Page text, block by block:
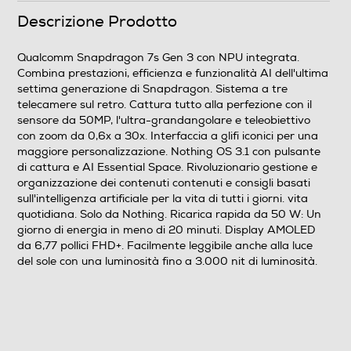
50
Altre specifiche fotocamera/e
50 Megapixel Main Camera 50 Megapixel Telephoto 8
Megapixel, 120° Ultrawide angle lens
Zoom fotocamera
2x optical Zoom 4x In-Sensor Zoom 30x Ultra Zoom
Presenza autofocus
Flash incorporato
Descrizione Prodotto
Qualcomm Snapdragon 7s Gen 3 con NPU integrata.
Combina prestazioni, efficienza e funzionalità AI dell'ultima
settima generazione di Snapdragon. Sistema a tre
telecamere sul retro. Cattura tutto alla perfezione con il
sensore da 50MP, l'ultra-grandangolare e teleobiettivo
con zoom da 0,6x a 30x. Interfaccia a glifi iconici per una
maggiore personalizzazione. Nothing OS 3.1 con pulsante
di cattura e AI Essential Space. Rivoluzionario gestione e
organizzazione dei contenuti contenuti e consigli basati
sull'intelligenza artificiale per la vita di tutti i giorni. vita
quotidiana. Solo da Nothing. Ricarica rapida da 50 W: Un
giorno di energia in meno di 20 minuti. Display AMOLED
da 6,77 pollici FHD+. Facilmente leggibile anche alla luce
del sole con una luminosità fino a 3.000 nit di luminosità.